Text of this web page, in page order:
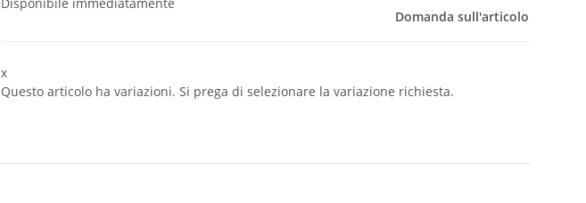
Domanda sull'articolo
x
Questo articolo ha variazioni. Si prega di selezionare la variazione richiesta.